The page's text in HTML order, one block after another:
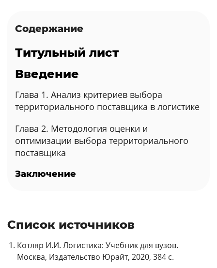
Содержание
Титульный лист
Введение
Глава 1. Анализ критериев выбора
территориального поставщика в логистике
Глава 2. Методология оценки и
оптимизации выбора территориального
поставщика
Заключение
Список источников
Котляр И.И. Логистика: Учебник для вузов.
Москва, Издательство Юрайт, 2020, 384 с.